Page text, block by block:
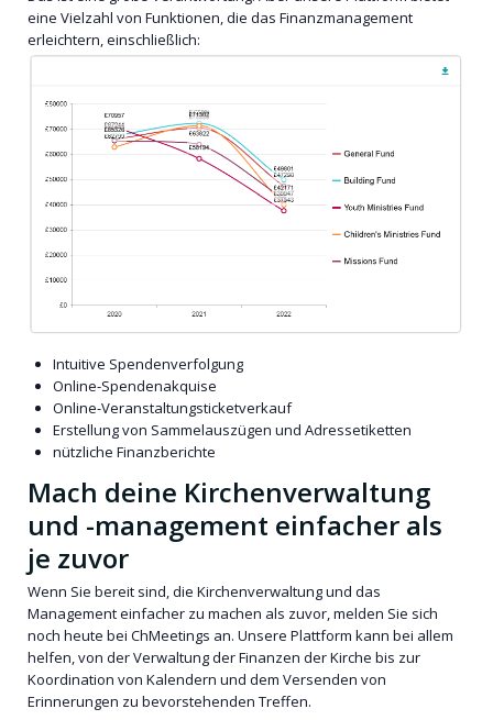
eine Vielzahl von Funktionen, die das Finanzmanagement
erleichtern, einschließlich:
Intuitive Spendenverfolgung
Online-Spendenakquise
Online-Veranstaltungsticketverkauf
Erstellung von Sammelauszügen und Adressetiketten
nützliche Finanzberichte
Mach deine Kirchenverwaltung
und -management einfacher als
je zuvor
Wenn Sie bereit sind, die Kirchenverwaltung und das
Management einfacher zu machen als zuvor, melden Sie sich
noch heute bei ChMeetings an. Unsere Plattform kann bei allem
helfen, von der Verwaltung der Finanzen der Kirche bis zur
Koordination von Kalendern und dem Versenden von
Erinnerungen zu bevorstehenden Treffen.